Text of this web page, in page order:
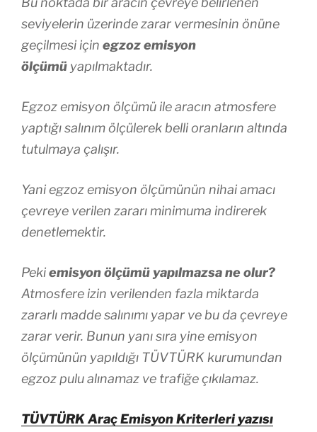
seviyelerin üzerinde zarar vermesinin önüne
geçilmesi için egzoz emisyon
ölçümü yapılmaktadır.
Egzoz emisyon ölçümü ile aracın atmosfere
yaptığı salınım ölçülerek belli oranların altında
tutulmaya çalışır.
Yani egzoz emisyon ölçümünün nihai amacı
çevreye verilen zararı minimuma indirerek
denetlemektir.
Pekiemisyon ölçümü yapılmazsa ne olur?
Atmosfere izin verilenden fazla miktarda
zararlı madde salınımı yapar ve bu da çevreye
zarar verir. Bunun yanı sıra yine emisyon
ölçümünün yapıldığı TÜVTÜRK kurumundan
egzoz pulu alınamaz ve trafiğe çıkılamaz.
TÜVTÜRK Araç Emisyon Kriterleri yazısı